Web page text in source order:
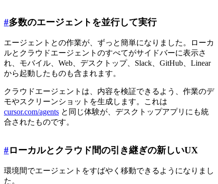
#多数のエージェントを並行して実行
エージェントとの作業が、ずっと簡単になりました。ローカ
ルとクラウドエージェントのすべてがサイドバーに表示さ
れ、モバイル、Web、デスクトップ、Slack、GitHub、Linear
から起動したものも含まれます。
クラウドエージェントは、内容を検証できるよう、作業のデ
モやスクリーンショットを生成します。これは
cursor.com/agents と同じ体験が、デスクトップアプリにも統
合されたものです。
#ローカルとクラウド間の引き継ぎの新しいUX
環境間でエージェントをすばやく移動できるようになりまし
た。